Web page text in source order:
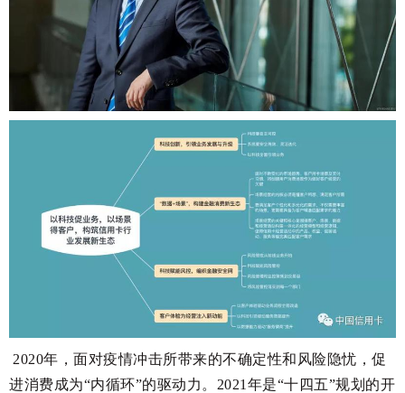
2020年，面对疫情冲击所带来的不确定性和风险隐忧，促
进消费成为“内循环”的驱动力。2021年是“十四五”规划的开